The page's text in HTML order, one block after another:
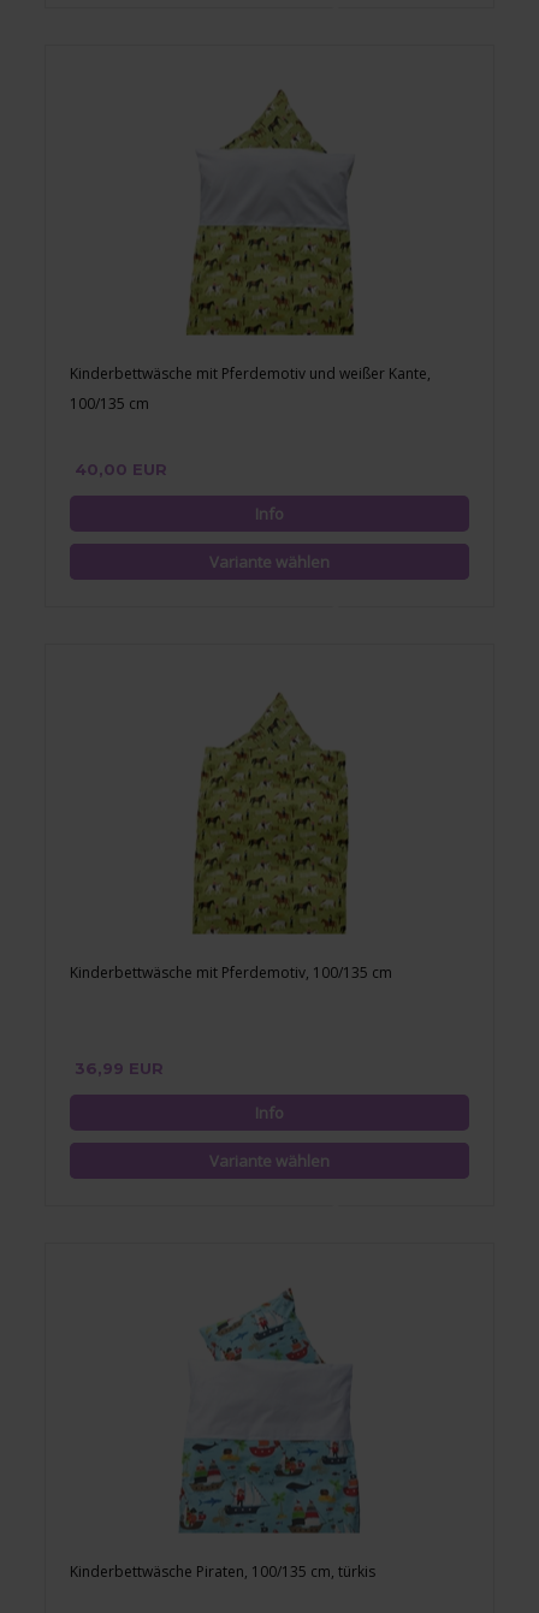
Kinderbettwäsche mit Pferdemotiv und weißer Kante,
100/135 cm
40,00 EUR
Kinderbettwäsche mit Pferdemotiv, 100/135 cm
36,99 EUR
Kinderbettwäsche Piraten, 100/135 cm, türkis